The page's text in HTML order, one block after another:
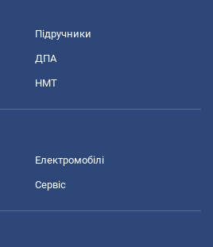
Підручники
ДПА
НМТ
Електромобілі
Сервіс